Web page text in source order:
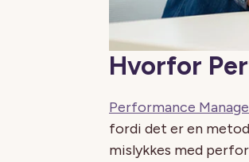
Hvorfor
Performance
fordi det er en
mislykkes med